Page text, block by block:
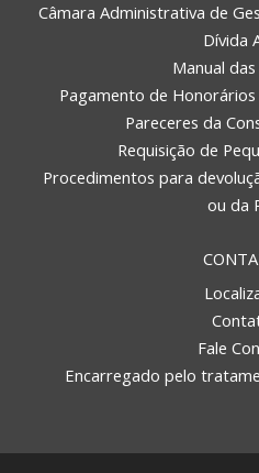
Câmara Administrativa de
Dívida
Manual
Pagamento de
Pareceres da
Requisição de
Procedimentos para
ou da
Fale
Encarregado pelo